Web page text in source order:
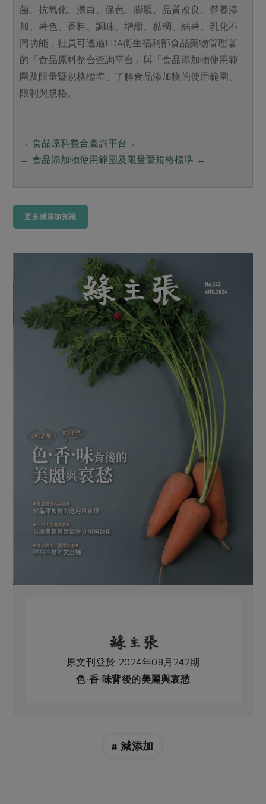
菌、抗氧化、漂白、保色、膨脹、品質改良、營養添
加、著色、香料、調味、增甜、黏稠、結著、乳化不
同功能，社員可透過FDA衛生福利部食品藥物管理署
的「食品原料整合查詢平台」與「食品添加物使用範
圍及限量暨規格標準」了解食品添加物的使用範圍、
限制與規格。
→食品原料整合查詢平台 ←
→食品添加物使用範圍及限量暨規格標準 ←
更多減添加知識
原文刊登於 2024年08月242期
色·香·味背後的美麗與哀愁
# 減添加